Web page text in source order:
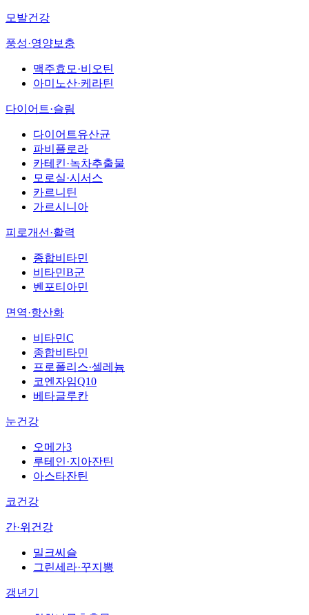
모발건강
풍성·영양보충
맥주효모·비오틴
아미노산·케라틴
다이어트·슬림
다이어트유산균
파비플로라
카테킨·녹차추출물
모로실·시서스
카르니틴
가르시니아
피로개선·활력
종합비타민
비타민B군
벤포티아민
면역·항산화
비타민C
종합비타민
프로폴리스·셀레늄
코엔자임Q10
베타글루칸
눈건강
오메가3
루테인·지아잔틴
아스타잔틴
코건강
간·위건강
밀크씨슬
그린세라·꾸지뽕
갱년기